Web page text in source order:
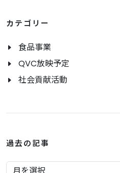
カテゴリー
食品事業
QVC放映予定
社会貢献活動
過去の記事